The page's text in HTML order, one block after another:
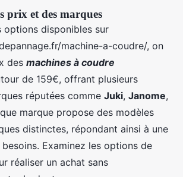
prix et des marques
options disponibles sur
machine-a-coudre/, on
des machines à coudre
de 159€, offrant plusieurs
réputées comme Juki, Janome,
marque propose des modèles
distinctes, répondant ainsi à une
Examinez les options de
réaliser un achat sans